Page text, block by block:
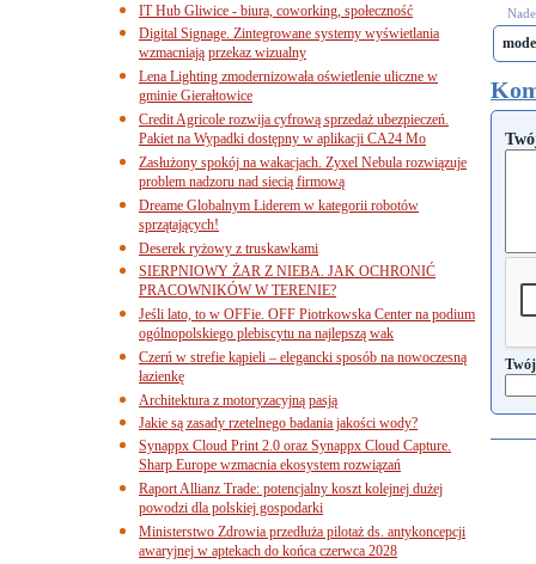
IT Hub Gliwice - biura, coworking, społeczność
Digital Signage. Zintegrowane systemy wyświetlania
wzmacniają przekaz wizualny
Lena Lighting zmodernizowała oświetlenie uliczne w
gminie Gierałtowice
Credit Agricole rozwija cyfrową sprzedaż ubezpieczeń.
Pakiet na Wypadki dostępny w aplikacji CA24 Mo
Zasłużony spokój na wakacjach. Zyxel Nebula rozwiązuje
problem nadzoru nad siecią firmową
Dreame Globalnym Liderem w kategorii robotów
sprzątających!
Deserek ryżowy z truskawkami
SIERPNIOWY ŻAR Z NIEBA. JAK OCHRONIĆ
PRACOWNIKÓW W TERENIE?
Jeśli lato, to w OFFie. OFF Piotrkowska Center na podium
ogólnopolskiego plebiscytu na najlepszą wak
Czerń w strefie kąpieli – elegancki sposób na nowoczesną
łazienkę
Architektura z motoryzacyjną pasją
Jakie są zasady rzetelnego badania jakości wody?
Synappx Cloud Print 2.0 oraz Synappx Cloud Capture.
Sharp Europe wzmacnia ekosystem rozwiązań
Raport Allianz Trade: potencjalny koszt kolejnej dużej
powodzi dla polskiej gospodarki
Ministerstwo Zdrowia przedłuża pilotaż ds. antykoncepcji
awaryjnej w aptekach do końca czerwca 2028